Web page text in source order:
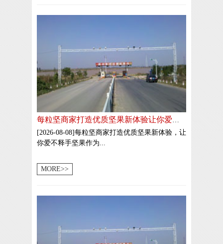
[2026-08-08]每粒坚商家打造优质坚果新体验，让
你爱不释手坚果作为...
MORE>>